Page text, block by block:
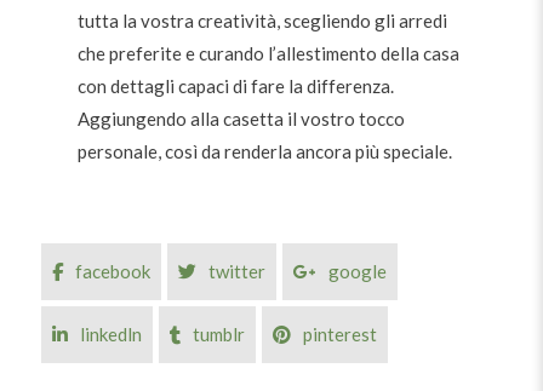
tutta la vostra creatività, scegliendo gli arredi
che preferite e curando l’allestimento della casa
con dettagli capaci di fare la differenza.
Aggiungendo alla casetta il vostro tocco
personale, così da renderla ancora più speciale.
facebook twitter google
linkedln tumblr pinterest